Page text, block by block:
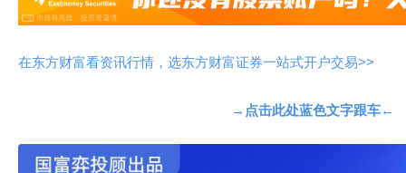
在东方财富看资讯行情，选东方财富证券一站式开户交易>>
→点击此处蓝色文字跟车←